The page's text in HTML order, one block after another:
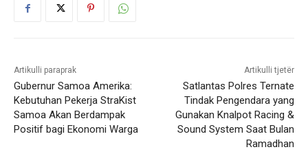
Artikulli paraprak
Gubernur Samoa Amerika:
Kebutuhan Pekerja StraKist
Samoa Akan Berdampak
Positif bagi Ekonomi Warga
Artikulli tjetër
Satlantas Polres Ternate
Tindak Pengendara yang
Gunakan Knalpot Racing &
Sound System Saat Bulan
Ramadhan